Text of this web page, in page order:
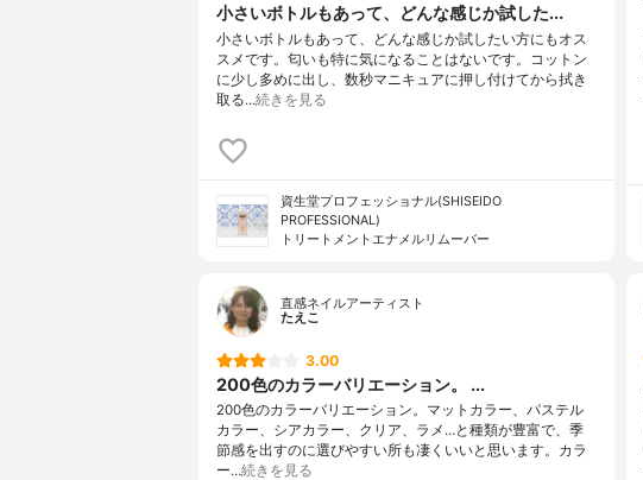
小さいボトルもあって、どんな感じか試した...
小さいボトルもあって、どんな感じか試したい方にもオス
スメです。匂いも特に気になることはないです。コットン
に少し多めに出し、数秒マニキュアに押し付けてから拭き
取る…続きを見る
資生堂プロフェッショナル(SHISEIDO
PROFESSIONAL)
トリートメントエナメルリムーバー
直感ネイルアーティスト
たえこ
3.00
200色のカラーバリエーション。 ...
200色のカラーバリエーション。マットカラー、パステル
カラー、シアカラー、クリア、ラメ…と種類が豊富で、季
節感を出すのに選びやすい所も凄くいいと思います。カラ
ー…続きを見る